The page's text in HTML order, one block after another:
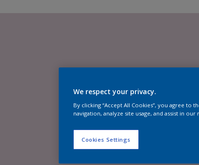
We respect your privacy.
By clicking “Accept All Cookies”, you agree
navigation, analyze site usage, and assist in our
Cookies Settings